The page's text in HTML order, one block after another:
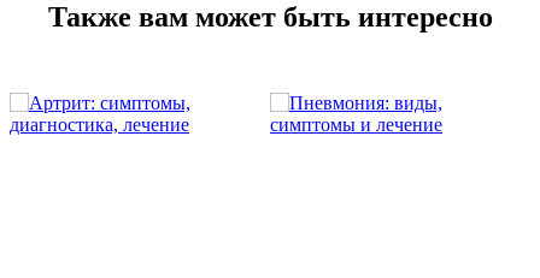
Также вам может быть интересно